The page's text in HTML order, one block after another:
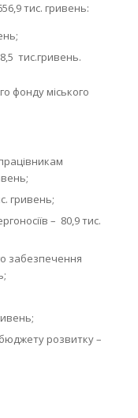
тис. гривень:
тис.гривень.
фонду міського
гривень;
– 80,9 тис.
забезпечення
розвитку –